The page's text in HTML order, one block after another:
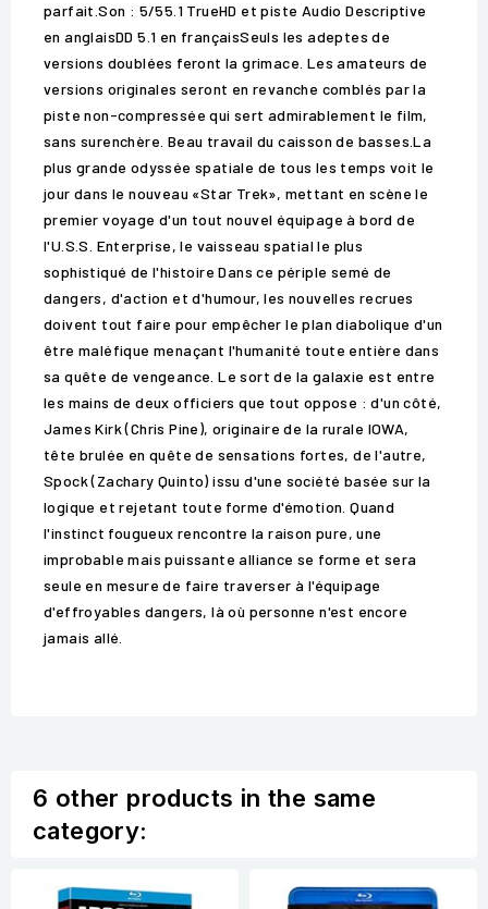
parfait.Son : 5/55.1 TrueHD et piste Audio Descriptive
en anglaisDD 5.1 en françaisSeuls les adeptes de
versions doublées feront la grimace. Les amateurs de
versions originales seront en revanche comblés par la
piste non-compressée qui sert admirablement le film,
sans surenchère. Beau travail du caisson de basses.La
plus grande odyssée spatiale de tous les temps voit le
jour dans le nouveau «Star Trek», mettant en scène le
premier voyage d'un tout nouvel équipage à bord de
l'U.S.S. Enterprise, le vaisseau spatial le plus
sophistiqué de l'histoire Dans ce périple semé de
dangers, d'action et d'humour, les nouvelles recrues
doivent tout faire pour empêcher le plan diabolique d'un
être maléfique menaçant l'humanité toute entière dans
sa quête de vengeance. Le sort de la galaxie est entre
les mains de deux officiers que tout oppose : d'un côté,
James Kirk (Chris Pine), originaire de la rurale IOWA,
tête brulée en quête de sensations fortes, de l'autre,
Spock (Zachary Quinto) issu d'une société basée sur la
logique et rejetant toute forme d'émotion. Quand
l'instinct fougueux rencontre la raison pure, une
improbable mais puissante alliance se forme et sera
seule en mesure de faire traverser à l'équipage
d'effroyables dangers, là où personne n'est encore
jamais allé.
6 other products in the same
category: